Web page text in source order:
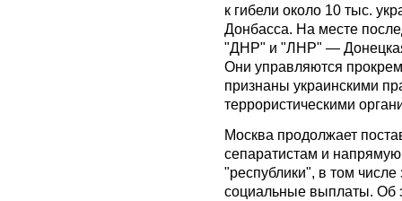
к гибели около 10 тыс.
Донбасса. На месте
"ДНР" и "ЛНР" — Донецкая
Они управляются
признаны украинскими
террористическими
Москва продолжает
сепаратистам и
"республики", в том
социальные выплаты. Об